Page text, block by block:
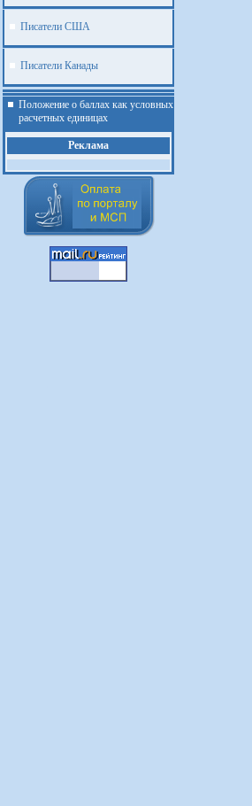
Писатели США
Писатели Канады
Положение о баллах как условных
расчетных единицах
Реклама